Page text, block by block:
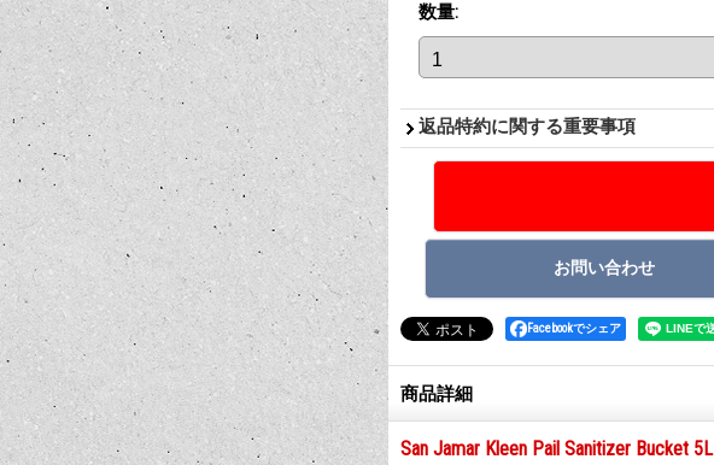
数量:
返品特約に関する重要事項
Facebookでシェア
商品詳細
San Jamar Kleen Pail Sanitizer Bucket 5L